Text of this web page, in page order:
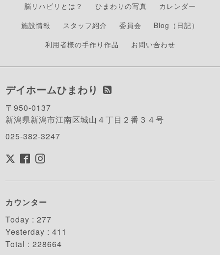
脳リハビリとは？
ひまわりの写真
カレンダー
施設情報
スタッフ紹介 委員会
Blog（日記）
利用者様の手作り作品
お問い合わせ
デイホームひまわり
〒950-0137
新潟県新潟市江南区城山４丁目２番３４号
025-382-3247
カウンター
Today :277
Yesterday :411
Total :228664